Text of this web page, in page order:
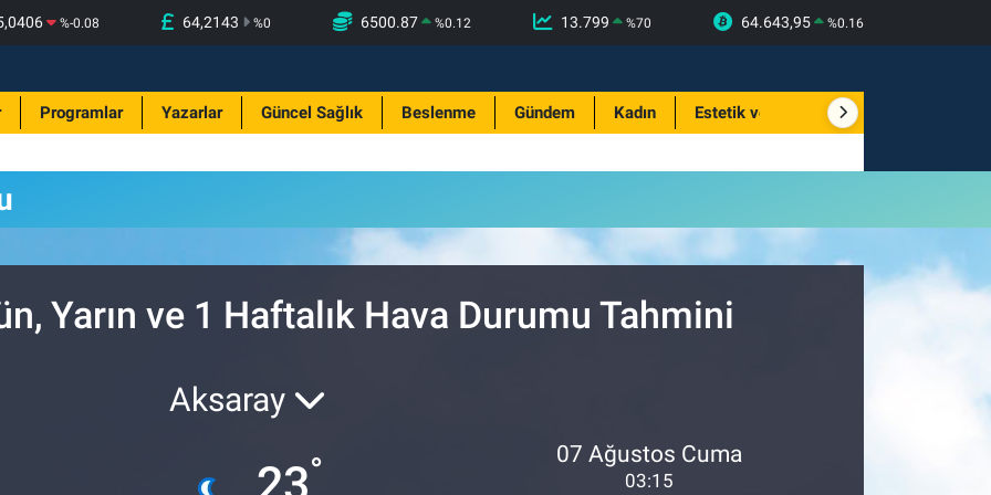
%-0.08 64,2143 %0 6500.87 %0.12 13.799 %70 64.643,95 %0.16
Programlar Yazarlar Güncel Sağlık Beslenme Gündem Kadın Estetik ve Güzellik
Yarın ve 1 Haftalık Hava Durumu Tahmini
Aksaray
° 07 Ağustos Cuma
03:15